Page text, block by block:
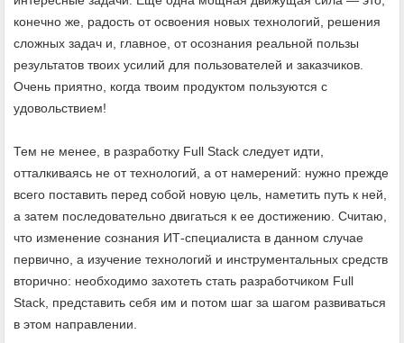
конечно же, радость от освоения новых технологий, решения
сложных задач и, главное, от осознания реальной пользы
результатов твоих усилий для пользователей и заказчиков.
Очень приятно, когда твоим продуктом пользуются с
удовольствием!
Тем не менее, в разработку Full Stack следует идти,
отталкиваясь не от технологий, а от намерений: нужно прежде
всего поставить перед собой новую цель, наметить путь к ней,
а затем последовательно двигаться к ее достижению. Считаю,
что изменение сознания ИТ-специалиста в данном случае
первично, а изучение технологий и инструментальных средств
вторично: необходимо захотеть стать разработчиком Full
Stack, представить себя им и потом шаг за шагом развиваться
в этом направлении.